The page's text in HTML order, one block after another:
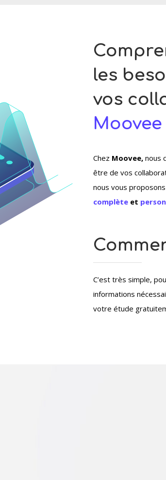
les
vos
Chez Moovee, nous
être de vos
nous vous
complète et
C’est très simple,
informations
votre étude